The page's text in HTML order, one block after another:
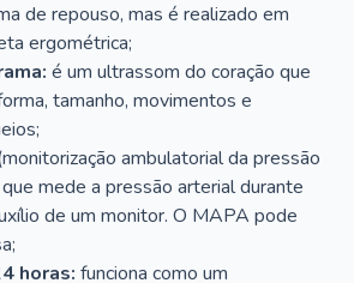
de repouso, mas é realizado em
ergométrica;
é um ultrassom do coração que
tamanho, movimentos e
ambulatorial da pressão
mede a pressão arterial durante
de um monitor. O MAPA pode
horas: funciona como um